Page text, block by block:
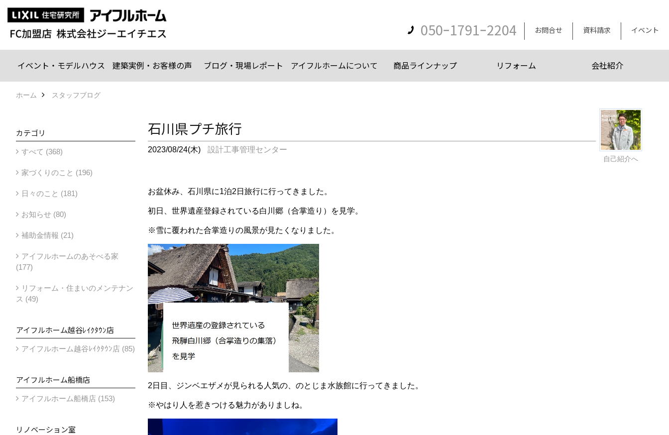
050ｰ1791ｰ2204 お問合せ 資料請求 イベント
イベント・モデルハウス 建築実例・お客様の声 ブログ・現場レポート アイフルホームについて 商品ラインナップ リフォーム 会社紹介
ホーム スタッフブログ
自己紹介へ
石川県プチ旅行
2023/08/24(木) 設計工事管理センター
お盆休み、石川県に1泊2日旅行に行ってきました。
初日、世界遺産登録されている白川郷（合掌造り）を見学。
※雪に覆われた合掌造りの風景が見たくなりました。
2日目、ジンベエザメが見られる人気の、のとじま水族館に行ってきました。
※やはり人を惹きつける魅力がありましね。
カテゴリ
すべて (368)
家づくりのこと (196)
日々のこと (181)
お知らせ (80)
補助金情報 (21)
アイフルホームのあそべる家
(177)
リフォーム・住まいのメンテナン
ス (49)
アイフルホーム越谷ﾚｲｸﾀｳﾝ店
アイフルホーム越谷ﾚｲｸﾀｳﾝ店 (85)
アイフルホーム船橋店
アイフルホーム船橋店 (153)
リノベーション室